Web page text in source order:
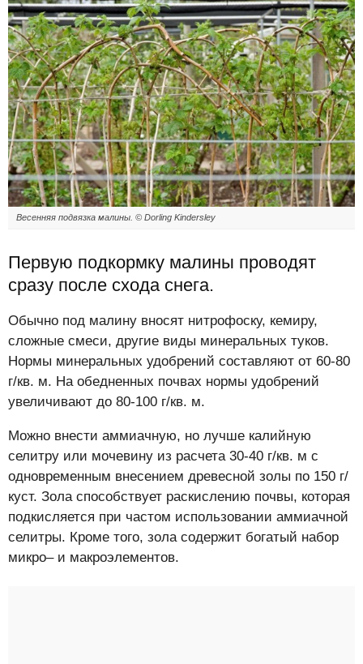
Весенняя подвязка малины. © Dorling Kindersley
Первую подкормку малины проводят
сразу после схода снега.
Обычно под малину вносят нитрофоску, кемиру,
сложные смеси, другие виды минеральных туков.
Нормы минеральных удобрений составляют от 60-80
г/кв. м. На обедненных почвах нормы удобрений
увеличивают до 80-100 г/кв. м.
Можно внести аммиачную, но лучше калийную
селитру или мочевину из расчета 30-40 г/кв. м с
одновременным внесением древесной золы по 150 г/
куст. Зола способствует раскислению почвы, которая
подкисляется при частом использовании аммиачной
селитры. Кроме того, зола содержит богатый набор
микро– и макроэлементов.